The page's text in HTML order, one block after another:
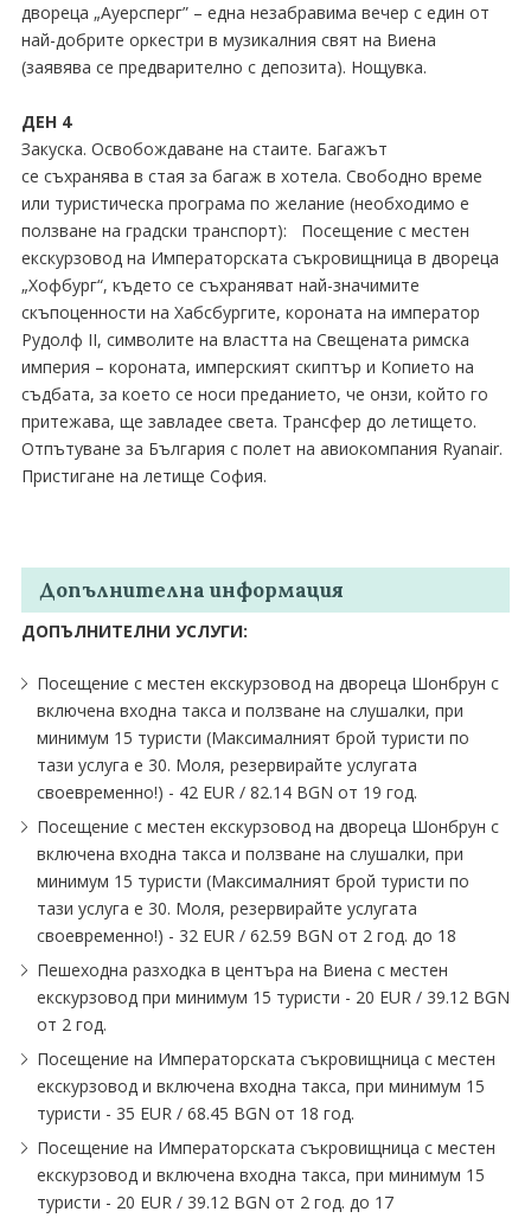
двореца „Ауерсперг” – една незабравима вечер с един от
най-добрите оркестри в музикалния свят на Виена
(заявява се предварително с депозита). Нощувка.
ДЕН 4
Закуска. Освобождаване на стаите. Багажът
се съхранява в стая за багаж в хотела. Свободно време
или туристическа програма по желание (необходимо е
ползване на градски транспорт): Посещение с местен
екскурзовод на Императорската съкровищница в двореца
„Хофбург“, където се съхраняват най-значимите
скъпоценности на Хабсбургите, короната на император
Рудолф II, символите на властта на Свещената римска
империя – короната, имперският скиптър и Копието на
съдбата, за което се носи преданието, че онзи, който го
притежава, ще завладее света. Tрансфер до летището.
Отпътуване за България с полет на авиокомпания Ryanair.
Пристигане на летище София.
Допълнителна информация
ДОПЪЛНИТЕЛНИ УСЛУГИ:
Посещение с местен екскурзовод на двореца Шонбрун с
включена входна такса и ползване на слушалки, при
минимум 15 туристи (Максималният брой туристи по
тази услуга е 30. Моля, резервирайте услугата
своевременно!) - 42 EUR ∕ 82.14 BGN от 19 год.
Посещение с местен екскурзовод на двореца Шонбрун с
включена входна такса и ползване на слушалки, при
минимум 15 туристи (Максималният брой туристи по
тази услуга е 30. Моля, резервирайте услугата
своевременно!) - 32 EUR ∕ 62.59 BGN от 2 год. до 18
Пешеходна разходка в центъра на Виена с местен
екскурзовод при минимум 15 туристи - 20 EUR ∕ 39.12 BGN
от 2 год.
Посещение на Императорската съкровищница с местен
екскурзовод и включена входна такса, при минимум 15
туристи - 35 EUR ∕ 68.45 BGN от 18 год.
Посещение на Императорската съкровищница с местен
екскурзовод и включена входна такса, при минимум 15
туристи - 20 EUR ∕ 39.12 BGN от 2 год. до 17